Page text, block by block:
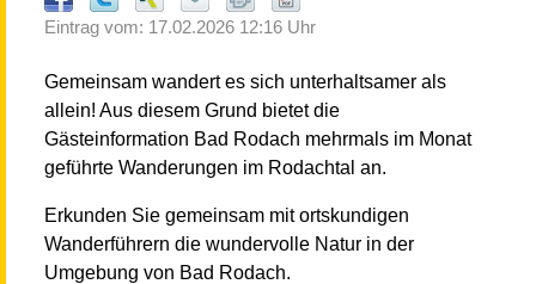
Eintrag vom: 17.02.2026 12:16 Uhr
Gemeinsam wandert es sich unterhaltsamer als
allein! Aus diesem Grund bietet die
Gästeinformation Bad Rodach mehrmals im Monat
geführte Wanderungen im Rodachtal an.
Erkunden Sie gemeinsam mit ortskundigen
Wanderführern die wundervolle Natur in der
Umgebung von Bad Rodach.